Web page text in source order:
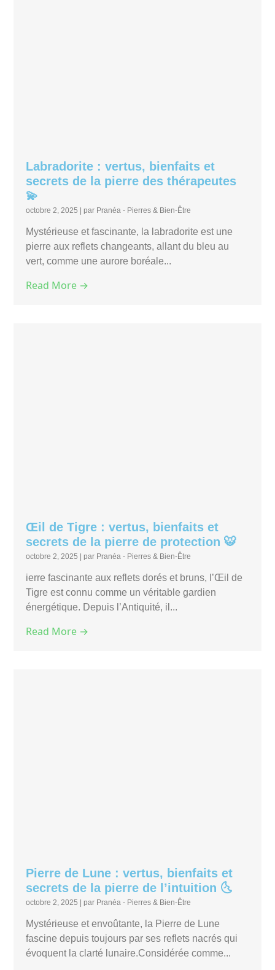
Labradorite : vertus, bienfaits et
secrets de la pierre des thérapeutes
💫
octobre 2, 2025 par Pranéa - Pierres & Bien-Être
Mystérieuse et fascinante, la labradorite est une
pierre aux reflets changeants, allant du bleu au
vert, comme une aurore boréale...
Read More →
Œil de Tigre : vertus, bienfaits et
secrets de la pierre de protection 🐯
octobre 2, 2025 par Pranéa - Pierres & Bien-Être
ierre fascinante aux reflets dorés et bruns, l’Œil de
Tigre est connu comme un véritable gardien
énergétique. Depuis l’Antiquité, il...
Read More →
Pierre de Lune : vertus, bienfaits et
secrets de la pierre de l’intuition 🌜
octobre 2, 2025 par Pranéa - Pierres & Bien-Être
Mystérieuse et envoûtante, la Pierre de Lune
fascine depuis toujours par ses reflets nacrés qui
évoquent la clarté lunaire.Considérée comme...